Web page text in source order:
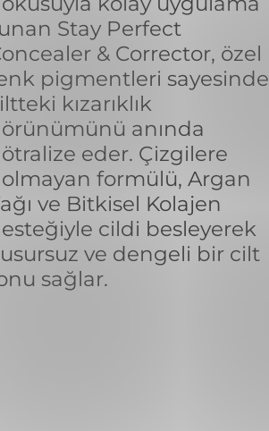
Stay Perfect
& Corrector, özel
pigmentleri sayesinde
kızarıklık
anında
eder. Çizgilere
formülü, Argan
ve Bitkisel Kolajen
cildi besleyerek
ve dengeli bir cilt
sağlar.